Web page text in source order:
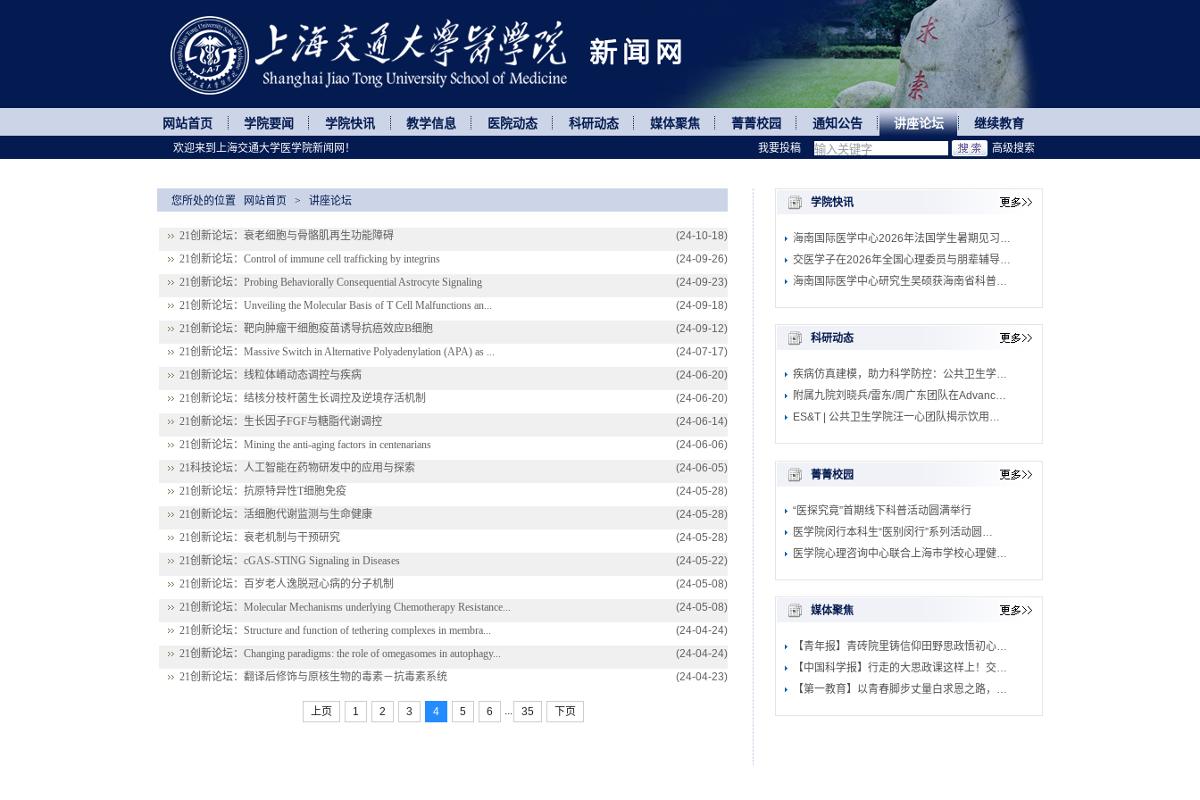
网站首页 学院要闻 学院快讯 教学信息 医院动态 科研动态 媒体聚焦 菁菁校园 通知公告 讲座论坛 继续教育
21创新论坛：衰老细胞与骨骼肌再生功能障碍
(24-10-18)
21创新论坛：Control of immune cell trafficking by integrins
(24-09-26)
21创新论坛：Probing Behaviorally Consequential Astrocyte Signaling
(24-09-23)
21创新论坛：Unveiling the Molecular Basis of T Cell Malfunctions an...
(24-09-18)
21创新论坛：靶向肿瘤干细胞疫苗诱导抗癌效应B细胞
(24-09-12)
21创新论坛：Massive Switch in Alternative Polyadenylation (APA) as ...
(24-07-17)
21创新论坛：线粒体嵴动态调控与疾病
(24-06-20)
21创新论坛：结核分枝杆菌生长调控及逆境存活机制
(24-06-20)
21创新论坛：生长因子FGF与糖脂代谢调控
(24-06-14)
21创新论坛：Mining the anti-aging factors in centenarians
(24-06-06)
21科技论坛：人工智能在药物研发中的应用与探索
(24-06-05)
21创新论坛：抗原特异性T细胞免疫
(24-05-28)
21创新论坛：活细胞代谢监测与生命健康
(24-05-28)
21创新论坛：衰老机制与干预研究
(24-05-28)
21创新论坛：cGAS-STING Signaling in Diseases
(24-05-22)
21创新论坛：百岁老人逸脱冠心病的分子机制
(24-05-08)
21创新论坛：Molecular Mechanisms underlying Chemotherapy Resistance...
(24-05-08)
21创新论坛：Structure and function of tethering complexes in membra...
(24-04-24)
21创新论坛：Changing paradigms: the role of omegasomes in autophagy...
(24-04-24)
21创新论坛：翻译后修饰与原核生物的毒素－抗毒素系统
(24-04-23)
上页 1 2 3 4 5 6 ... 35 下页
高级搜索
学院快讯
海南国际医学中心2026年法国学生暑期见习…
交医学子在2026年全国心理委员与朋辈辅导…
海南国际医学中心研究生吴硕获海南省科普…
科研动态
疾病仿真建模，助力科学防控：公共卫生学…
附属九院刘晓兵/雷东/周广东团队在Advanc…
ES&T | 公共卫生学院汪一心团队揭示饮用…
菁菁校园
“医探究竟”首期线下科普活动圆满举行
医学院闵行本科生“医别闵行”系列活动圆…
医学院心理咨询中心联合上海市学校心理健…
媒体聚焦
【青年报】青砖院里铸信仰田野思政悟初心…
【中国科学报】行走的大思政课这样上！交…
【第一教育】以青春脚步丈量白求恩之路，…
您所处的位置 网站首页 > 讲座论坛
欢迎来到上海交通大学医学院新闻网！ 我要投稿